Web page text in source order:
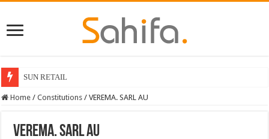
SUN RETAIL
Home / Constitutions / VEREMA. SARL AU
VEREMA. SARL AU